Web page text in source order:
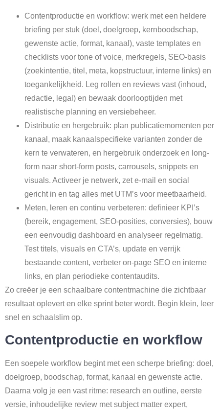
Contentproductie en workflow: werk met een heldere
briefing per stuk (doel, doelgroep, kernboodschap,
gewenste actie, format, kanaal), vaste templates en
checklists voor tone of voice, merkregels, SEO-basis
(zoekintentie, titel, meta, kopstructuur, interne links) en
toegankelijkheid. Leg rollen en reviews vast (inhoud,
redactie, legal) en bewaak doorlooptijden met
realistische planning en versiebeheer.
Distributie en hergebruik: plan publicatiemomenten per
kanaal, maak kanaalspecifieke varianten zonder de
kern te verwateren, en hergebruik onderzoek en long-
form naar short-form posts, carrousels, snippets en
visuals. Activeer je netwerk, zet e-mail en social
gericht in en tag alles met UTM’s voor meetbaarheid.
Meten, leren en continu verbeteren: definieer KPI’s
(bereik, engagement, SEO-posities, conversies), bouw
een eenvoudig dashboard en analyseer regelmatig.
Test titels, visuals en CTA’s, update en verrijk
bestaande content, verbeter on-page SEO en interne
links, en plan periodieke contentaudits.
Zo creëer je een schaalbare contentmachine die zichtbaar
resultaat oplevert en elke sprint beter wordt. Begin klein, leer
snel en schaalslim op.
Contentproductie en workflow
Een soepele workflow begint met een scherpe briefing: doel,
doelgroep, boodschap, format, kanaal en gewenste actie.
Daarna volg je een vast ritme: research en outline, eerste
versie, inhoudelijke review met subject matter expert,